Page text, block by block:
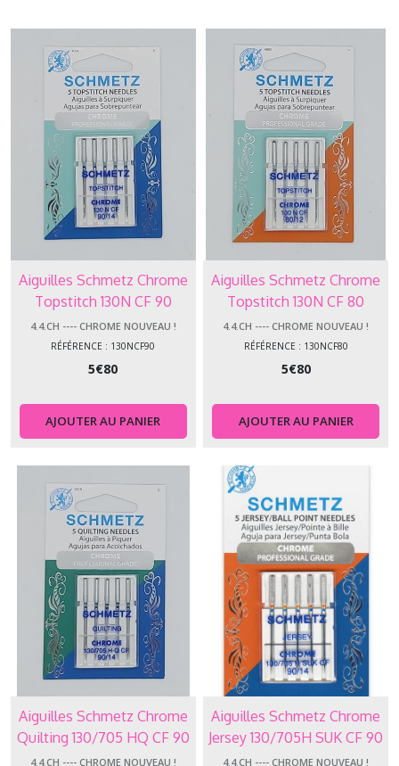
Aiguilles Schmetz Chrome
Topstitch 130N CF 90
4.4.CH ---- CHROME NOUVEAU !
RÉFÉRENCE : 130NCF90
5€80
AJOUTER AU PANIER
Aiguilles Schmetz Chrome
Topstitch 130N CF 80
4.4.CH ---- CHROME NOUVEAU !
RÉFÉRENCE : 130NCF80
5€80
AJOUTER AU PANIER
Aiguilles Schmetz Chrome
Quilting 130/705 HQ CF 90
4.4.CH ---- CHROME NOUVEAU !
Aiguilles Schmetz Chrome
Jersey 130/705H SUK CF 90
4.4.CH ---- CHROME NOUVEAU !
Aiguilles
machines
4.4.CH
Chrome
Nouveau
!
4.4.CU
(6)
-
-
-
ELX
(4)
4.4.JE
-
-
(3)